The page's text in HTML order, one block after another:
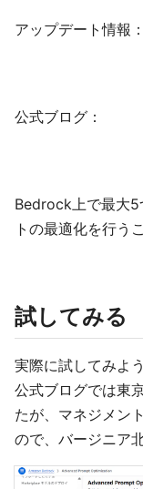
アップデート情報：
公式ブログ：
Bedrock上で最大5
トの最適化を行う
試してみる
実際に試してみよ
公式ブログでは東
たが、マネジメン
ので、バージニア